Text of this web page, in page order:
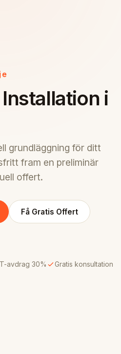
i
grundläggning för ditt
fram en preliminär
offert.
Få Gratis Offert
avdrag 30% Gratis konsultation